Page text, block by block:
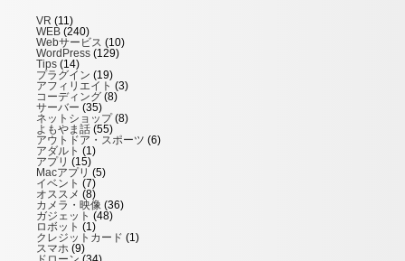
VR (11)
WEB (240)
Webサービス (10)
WordPress (129)
Tips (14)
プラグイン (19)
アフィリエイト (3)
コーディング (8)
サーバー (35)
ネットショップ(8)
よもやま話 (55)
アウトドア・スポーツ (6)
アダルト (1)
アプリ (15)
Macアプリ (5)
イベント (7)
オススメ (8)
カメラ・映像 (36)
ガジェット (48)
ロボット (1)
クレジットカード (1)
スマホ (9)